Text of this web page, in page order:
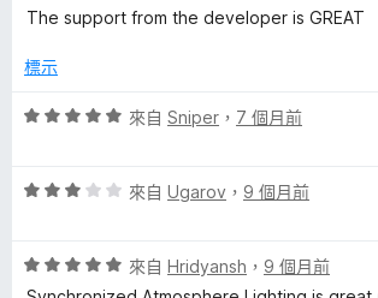
5
，
分
分
價
分
滿
分
The support from the developer is GREAT
標示
評
分
分
5
來自 Sniper ， 7 個月前
評
分
，
來自 Ugarov ， 9 個月前
評
價
來自 Hridyansh ， 9 個月前